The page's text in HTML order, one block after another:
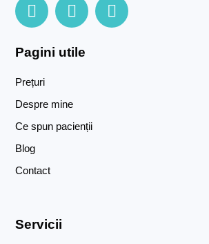
F
a
c
e
b
o
k
I
n
s
t
r
a
Y
o
Pagini utile
Prețuri
Despre mine
Ce spun pacienții
Blog
Contact
Servicii